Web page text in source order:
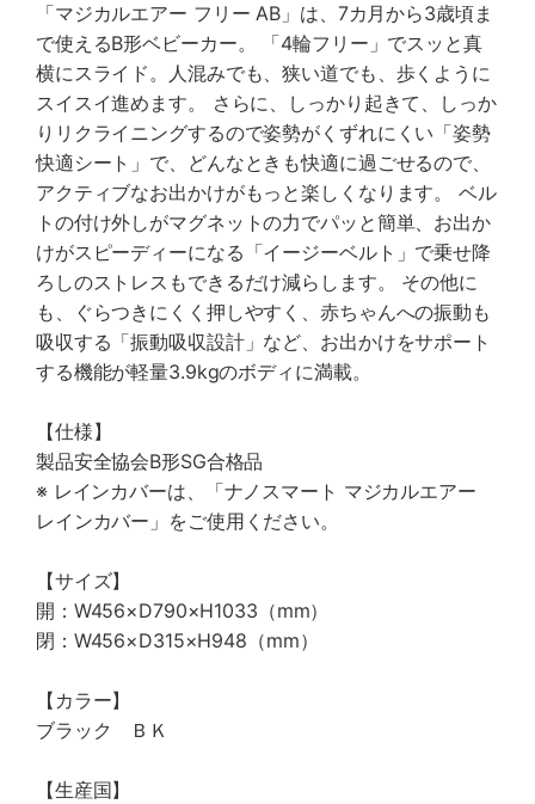
「マジカルエアー フリー AB」は、7カ月から3歳頃ま
で使えるB形ベビーカー。 「4輪フリー」でスッと真
横にスライド。人混みでも、狭い道でも、歩くように
スイスイ進めます。 さらに、しっかり起きて、しっか
りリクライニングするので姿勢がくずれにくい「姿勢
快適シート」で、どんなときも快適に過ごせるので、
アクティブなお出かけがもっと楽しくなります。 ベル
トの付け外しがマグネットの力でパッと簡単、お出か
けがスピーディーになる「イージーベルト」で乗せ降
ろしのストレスもできるだけ減らします。 その他に
も、ぐらつきにくく押しやすく、赤ちゃんへの振動も
吸収する「振動吸収設計」など、お出かけをサポート
する機能が軽量3.9kgのボディに満載。
【仕様】
製品安全協会B形SG合格品
※ レインカバーは、「ナノスマート マジカルエアー
レインカバー」をご使用ください。
【サイズ】
開：W456×D790×H1033（mm）
閉：W456×D315×H948（mm）
【カラー】
ブラック ＢＫ
【生産国】